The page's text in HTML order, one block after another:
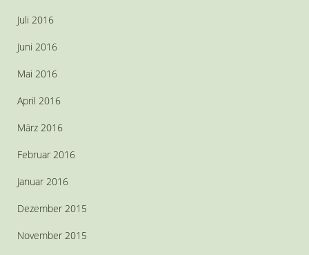
Juli 2016
Juni 2016
Mai 2016
April 2016
März 2016
Februar 2016
Januar 2016
Dezember 2015
November 2015